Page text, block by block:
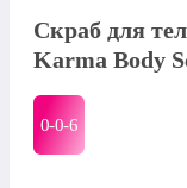
Скраб для
Karma Body
0-0-6